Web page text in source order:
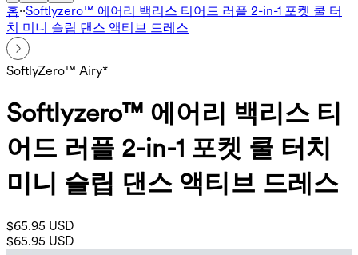
홈··Softlyzero™ 에어리 백리스 티어드 러플 2-in-1 포켓 쿨 터
치 미니 슬립 댄스 액티브 드레스
SoftlyZero™ Airy*
Softlyzero™ 에어리 백리스 티
어드 러플 2-in-1 포켓 쿨 터치
미니 슬립 댄스 액티브 드레스
$65.95 USD
$65.95 USD